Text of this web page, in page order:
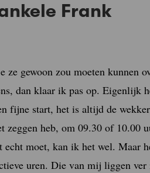
Frank
gewoon zou moeten kunnen
dan klaar ik pas op. Eigenlijk
fijne start, het is altijd de
zeggen heb, om 09.30 of 10.00
moet, kan ik het wel. Maar
uren. Die van mij liggen ver